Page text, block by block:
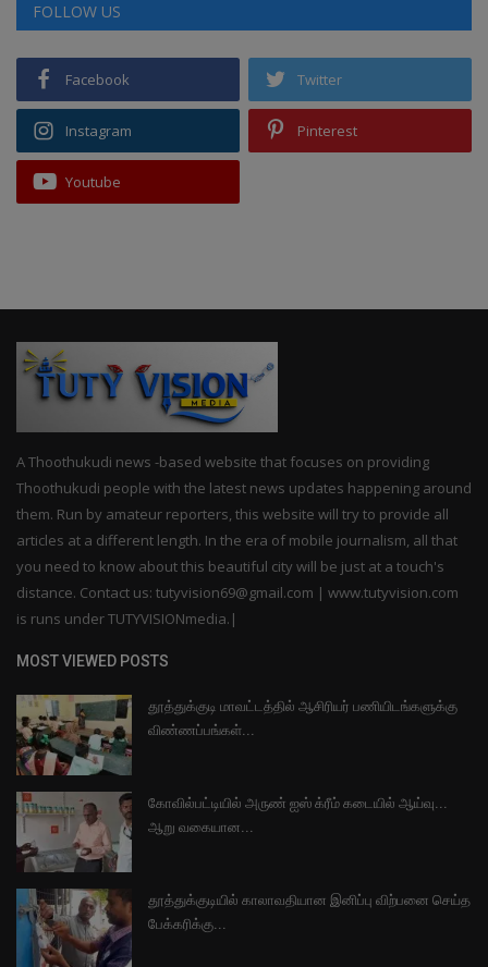
FOLLOW US
Facebook Twitter
Instagram Pinterest
Youtube
A Thoothukudi news -based website that focuses on providing
Thoothukudi people with the latest news updates happening around
them. Run by amateur reporters, this website will try to provide all
articles at a different length. In the era of mobile journalism, all that
you need to know about this beautiful city will be just at a touch's
distance. Contact us: tutyvision69@gmail.com | www.tutyvision.com
is runs under TUTYVISIONmedia.|
MOST VIEWED POSTS
தூத்துக்குடி மாவட்டத்தில் ஆசிரியர் பணியிடங்களுக்கு
விண்ணப்பங்கள்...
கோவில்பட்டியில் அருண் ஐஸ் க்ரீம் கடையில் ஆய்வு...
ஆறு வகையான...
தூத்துக்குடியில் காலாவதியான இனிப்பு விற்பனை செய்த
பேக்கரிக்கு...